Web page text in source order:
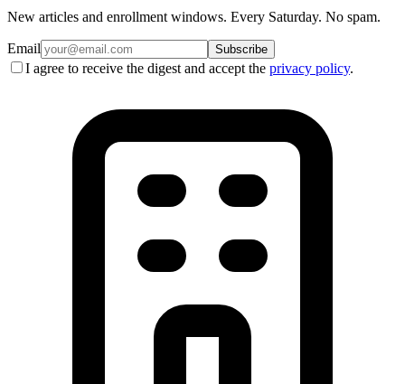
New articles and enrollment windows. Every Saturday. No spam.
Email Subscribe
I agree to receive the digest and accept the privacy policy.